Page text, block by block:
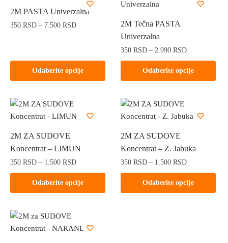
Opcije
mogu
stranici
varijanti.
mogu
biti
izabrane
stranici
2M PASTA Univerzalna
350 RSD – 7.500 RSDRaspon
do
7.500 RSD
Odaberite opcije
više
Opcije
mogu
izabrane
na
stranici
2M Tečna PASTA
Univerzalna
350RSD – 2.990RSDRaspon
cena:
od
350 RSD
Odaberite opcije
proizvod
više
varijanti.
mogu
biti
izabrane
stranici
2M ZA SUDOVE
Koncentrat – LIMUN
350 RSD – 1.500 RSDRaspon
cena:
od
350 RSD
Odaberite opcije
proizvod
više
varijanti.
2M ZA SUDOVE
Koncentrat – Z. Jabuka
350RSD – 1.500RSDRaspon
cena:
od
350 RSD
Odaberite opcije
proizvod